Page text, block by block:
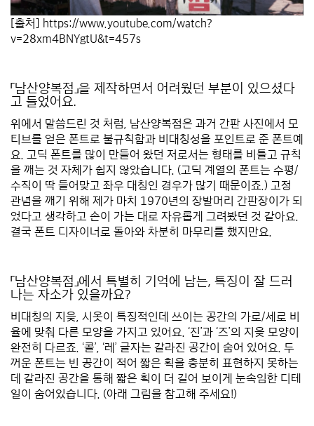
[출처]
https://www.youtube.com/watch?
v=28xm4BNYgtU&t=457s
「남산양복점」을 제작하면서 어려웠던 부분이 있으셨다
고 들었어요.
위에서 말씀드린 것 처럼, 남산양복점은 과거 간판 사진에서 모
티브를 얻은 폰트로 불규칙함과 비대칭성을 포인트로 준 폰트예
요.
고딕 폰트를 많이 만들어 왔던 저로서는 형태를 비틀고 규칙
을 깨는 것 자체가 쉽지 않았습니다. (고딕 계열의 폰트는 수평/
수직이 딱 들어맞고 좌우 대칭인 경우가 많기 때문이죠.) 고정
관념을 깨기 위해 제가 마치 1970년의 장발머리 간판장이가 되
었다고 생각하고 손이 가는 대로 자유롭게 그려봤던 것 같아요.
결국 폰트 디자이너로 돌아와 차분히 마무리를 했지만요.
「남산양복점」에서 특별히 기억에 남는, 특징이 잘 드러
나는 자소가 있을까요?
비대칭의 지읒, 시옷이 특징적인데 쓰이는 공간의 가로/세로 비
율에 맞춰 다른 모양을 가지고 있어요. ‘진’과 ‘즈’의 지읒 모양이
완전히 다르죠. ‘콜’, ‘레’ 글자는 갈라진 공간이 숨어 있어요. 두
꺼운 폰트는 빈 공간이 적어 짧은 획을 충분히 표현하지 못하는
데 갈라진 공간을 통해 짧은 획이 더 길어 보이게 눈속임한 디테
일이 숨어있습니다. (아래 그림을 참고해 주세요!)